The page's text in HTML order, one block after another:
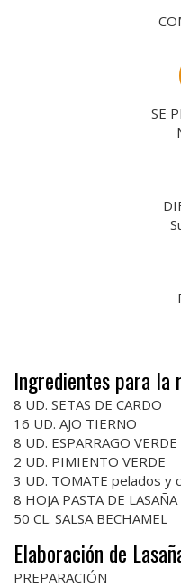
SE
Ingredientes para la
8 UD. SETAS DE CARDO
16 UD. AJO TIERNO
8 UD. ESPARRAGO VERDE
2 UD. PIMIENTO VERDE
3 UD. TOMATE pelados y
8 HOJA PASTA DE LASAÑA
50 CL. SALSA BECHAMEL
Elaboración de
PREPARACIÓN